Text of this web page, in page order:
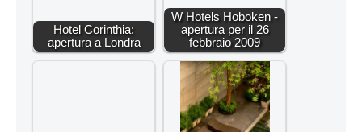
Hotel Corinthia:
apertura a Londra
W Hotels Hoboken -
apertura per il 26
febbraio 2009